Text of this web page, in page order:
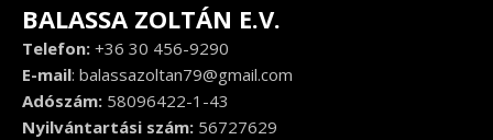
BALASSA ZOLTÁN E.V.
Telefon: +36 30 456-9290
E-mail: balassazoltan79@gmail.com
Adószám: 58096422-1-43
Nyilvántartási szám: 56727629